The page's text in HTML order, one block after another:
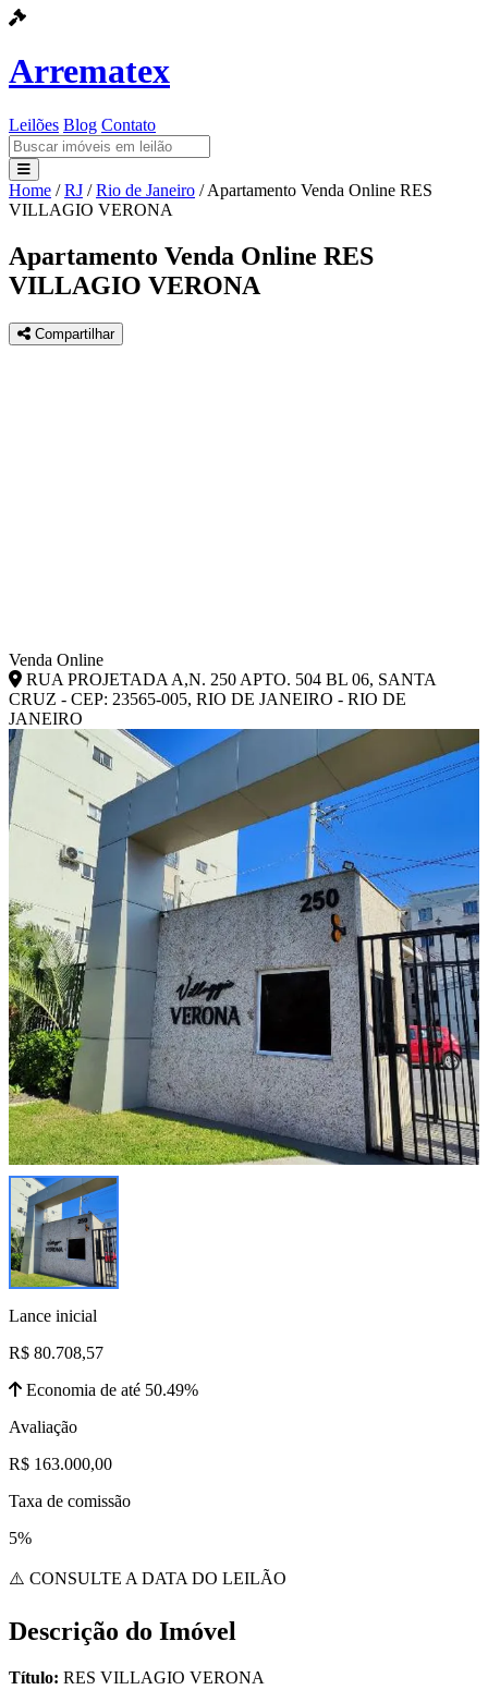
Arrematex
Leilões Blog Contato
Leilões
Blog
Contato
Home / RJ / Rio de Janeiro / Apartamento Venda Online RES
VILLAGIO VERONA
Apartamento Venda Online RES
VILLAGIO VERONA
Compartilhar
Venda Online
RUA PROJETADA A,N. 250 APTO. 504 BL 06, SANTA
CRUZ - CEP: 23565-005, RIO DE JANEIRO - RIO DE
JANEIRO
Lance inicial
R$ 80.708,57
Economia de até 50.49%
Avaliação
R$ 163.000,00
Taxa de comissão
5%
⚠️ CONSULTE A DATA DO LEILÃO
Descrição do Imóvel
Título: RES VILLAGIO VERONA